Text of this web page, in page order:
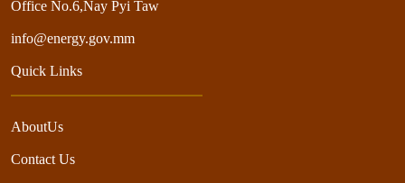
Office No.6,Nay Pyi Taw
info@energy.gov.mm
Quick Links
AboutUs
Contact Us